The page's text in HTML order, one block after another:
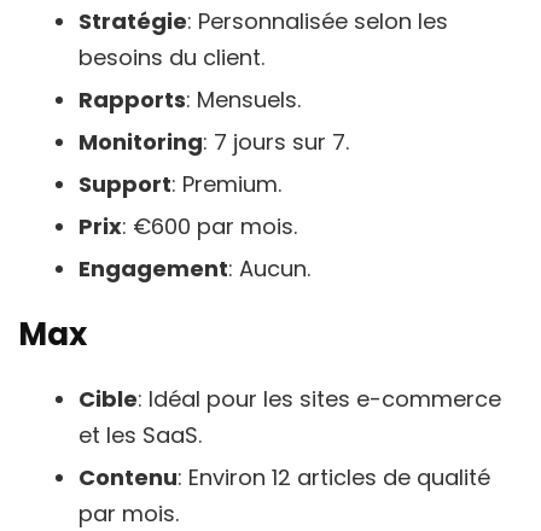
Stratégie: Personnalisée selon les
besoins du client.
Rapports: Mensuels.
Monitoring: 7 jours sur 7.
Support: Premium.
Prix: €600 par mois.
Engagement: Aucun.
Max
Cible: Idéal pour les sites e-commerce
et les SaaS.
Contenu: Environ 12 articles de qualité
par mois.